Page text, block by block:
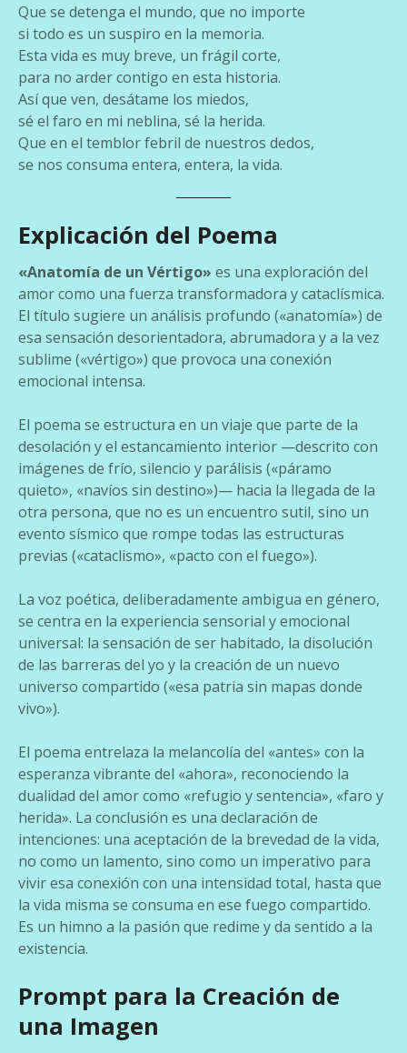
Que se detenga el mundo, que no importe
si todo es un suspiro en la memoria.
Esta vida es muy breve, un frágil corte,
para no arder contigo en esta historia.
Así que ven, desátame los miedos,
sé el faro en mi neblina, sé la herida.
Que en el temblor febril de nuestros dedos,
se nos consuma entera, entera, la vida.
Explicación del Poema
«Anatomía de un Vértigo» es una exploración del
amor como una fuerza transformadora y cataclísmica.
El título sugiere un análisis profundo («anatomía») de
esa sensación desorientadora, abrumadora y a la vez
sublime («vértigo») que provoca una conexión
emocional intensa.
El poema se estructura en un viaje que parte de la
desolación y el estancamiento interior —descrito con
imágenes de frío, silencio y parálisis («páramo
quieto», «navíos sin destino»)— hacia la llegada de la
otra persona, que no es un encuentro sutil, sino un
evento sísmico que rompe todas las estructuras
previas («cataclismo», «pacto con el fuego»).
La voz poética, deliberadamente ambigua en género,
se centra en la experiencia sensorial y emocional
universal: la sensación de ser habitado, la disolución
de las barreras del yo y la creación de un nuevo
universo compartido («esa patria sin mapas donde
vivo»).
El poema entrelaza la melancolía del «antes» con la
esperanza vibrante del «ahora», reconociendo la
dualidad del amor como «refugio y sentencia», «faro y
herida». La conclusión es una declaración de
intenciones: una aceptación de la brevedad de la vida,
no como un lamento, sino como un imperativo para
vivir esa conexión con una intensidad total, hasta que
la vida misma se consuma en ese fuego compartido.
Es un himno a la pasión que redime y da sentido a la
existencia.
Prompt para la Creación de
una Imagen